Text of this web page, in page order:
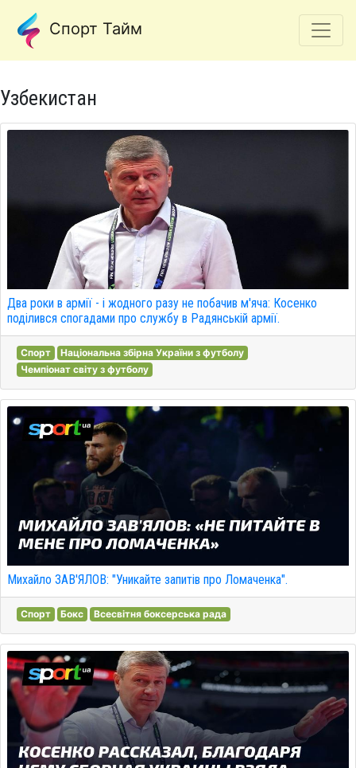
Спорт Тайм
Узбекистан
Два роки в армії - і жодного разу не побачив м'яча: Косенко
поділився спогадами про службу в Радянській армії.
Спорт
Національна збірна України з футболу
Чемпіонат світу з футболу
Михайло ЗАВ'ЯЛОВ: "Уникайте запитів про Ломаченка".
Спорт Бокс Всесвітня боксерська рада